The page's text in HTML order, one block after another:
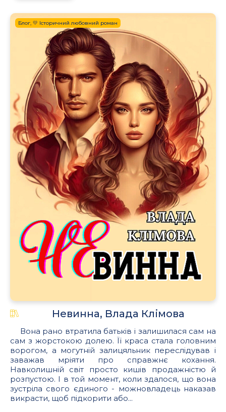
Блог, 💛 Історичний любовний роман
Невинна, Влада Клімова
Вона рано втратила батьків і залишилася сам на
сам з жорстокою долею. Її краса стала головним
ворогом, а могутній залицяльник переслідував і
заважав мріяти про справжнє кохання.
Навколишній світ просто кишів продажністю й
розпустою. І в той момент, коли здалося, що вона
зустріла свого єдиного - можновладець наказав
викрасти, щоб підкорити або...